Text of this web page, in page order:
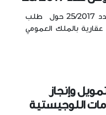
ملحق عدد 1 لطلب العروض عدد 25/2017 حول طلب
بالملك العمومي
وإنجاز
اللوجيستية